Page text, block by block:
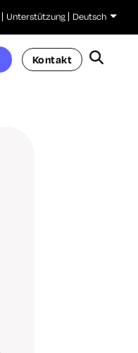
Unterstützung Deutsch
Kontakt